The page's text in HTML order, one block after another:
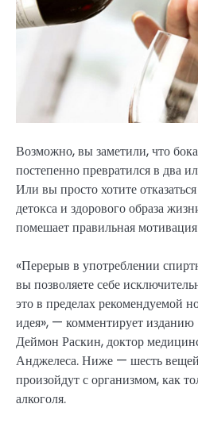
Возможно, вы заметили, что
постепенно превратился в два
Или вы просто хотите
детокса и здорового образа
помешает правильная
«Перерыв в употреблении
вы позволяете себе
это в пределах рекомендуемой
идея», — комментирует
Деймон Раскин, доктор
Анджелеса. Ниже — шесть
произойдут с организмом, как
алкоголя.